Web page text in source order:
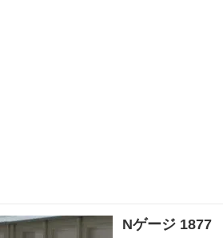
Nゲージ 1877